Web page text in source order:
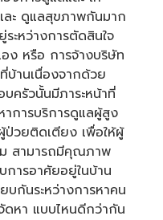
ละ ดูแลสุขภาพกันมาก
ะหว่างการตัดสินใจ
ง หรือ การจ้างบริษัท
บ้านเนื่องจากด้วย
บครัวนั้นมีภาระหน้าที่
การบริการดูแลผู้สูง
ป่วยติดเตียง เพื่อให้ผู้
ม สามารถมีคุณภาพ
การอาศัยอยู่ในบ้าน
บกันระหว่างการหาคน
ดหา แบบไหนดีกว่ากัน